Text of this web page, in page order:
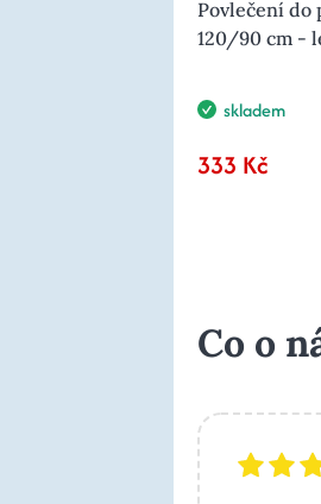
Povlečení do
120/90 cm -
skladem
333 Kč
Co o